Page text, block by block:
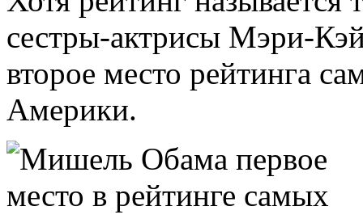
сестры-актрисы Мэри-
второе место рейтинга
Америки.